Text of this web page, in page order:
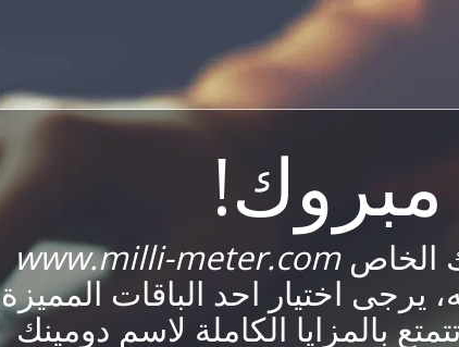
مبروك!
الخاصwww.milli-meter.com
يرجى اختيار احد الباقات المميزة
بالمزايا الكاملة لاسم دومينك